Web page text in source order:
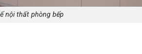
nội thất phòng bếp